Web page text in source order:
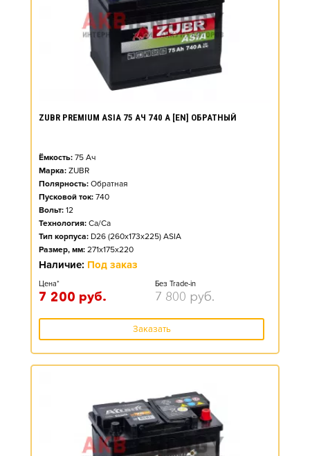
ZUBR PREMIUM ASIA 75 АЧ 740 А [EN] ОБРАТНЫЙ
Ёмкость: 75 Ач
Марка: ZUBR
Полярность: Обратная
Пусковой ток: 740
Вольт: 12
Технология: Ca/Ca
Тип корпуса: D26 (260x173x225) ASIA
Размер, мм: 271x175x220
Наличие: Под заказ
Цена*
7 200 руб.
Без Trade-in
7 800 руб.
Заказать